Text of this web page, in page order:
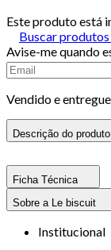
Este produto está
Buscar
Avise-me quando
Vendido e
Descrição do produto
Ficha Técnica
Sobre a Le biscuit
Institucional